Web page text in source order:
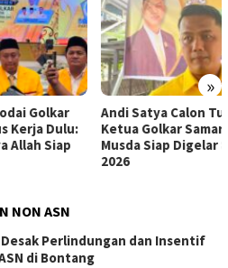
»
Andi Satya Calon Tunggal
Ketua Golkar Samarinda,
Musda Siap Digelar 8 Agustus
NON ASN
Desak Perlindungan dan Insentif
di Bontang